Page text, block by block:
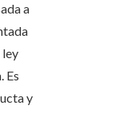
a
ley
Es
y